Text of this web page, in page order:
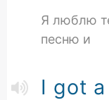
Я люблю
песню и
I got